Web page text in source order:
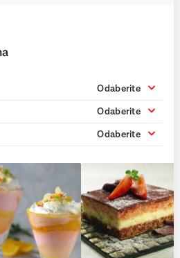
Odaberite
Odaberite
Odaberite